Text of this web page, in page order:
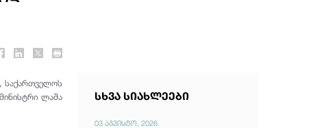
საქართველოს
ლაშა
სხვა სიახლეები
03 აგვისტო, 2026